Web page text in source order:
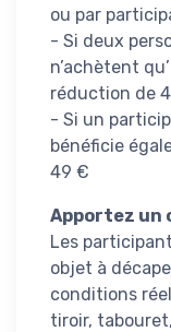
ou par
- Si deux
n’achètent
réduction de
- Si un
bénéficie
49 €
Apportez un
Les
objet à
conditions
tiroir,